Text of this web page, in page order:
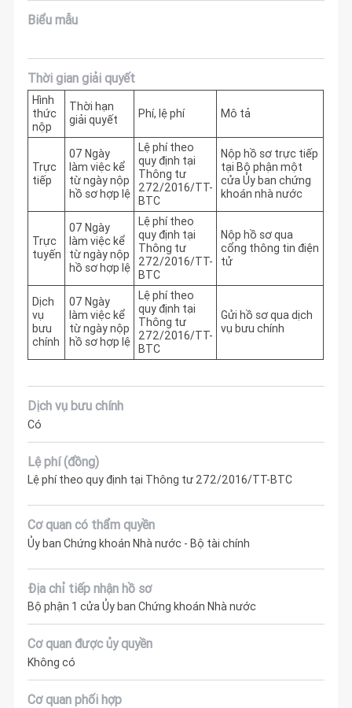
Biểu mẫu
Thời gian giải quyết
Hình
thức
nộp
Thời hạn
giải quyết
Phí, lệ phí Mô tả
Trực
tiếp
07 Ngày
làm việc kể
từ ngày nộp
hồ sơ hợp lệ
Lệ phí theo
quy định tại
Thông tư
272/2016/TT-
BTC
Nộp hồ sơ trực tiếp
tại Bộ phận một
cửa Ủy ban chứng
khoán nhà nước
Trực
tuyến
07 Ngày
làm việc kể
từ ngày nộp
hồ sơ hợp lệ
Lệ phí theo
quy định tại
Thông tư
272/2016/TT-
BTC
Nộp hồ sơ qua
cổng thông tin điện
tử
Dịch
vụ
bưu
chính
07 Ngày
làm việc kể
từ ngày nộp
hồ sơ hợp lệ
Lệ phí theo
quy định tại
Thông tư
272/2016/TT-
BTC
Gửi hồ sơ qua dịch
vụ bưu chính
Dịch vụ bưu chính
Có
Lệ phí (đồng)
Lệ phí theo quy định tại Thông tư 272/2016/TT-BTC
Cơ quan có thẩm quyền
Ủy ban Chứng khoán Nhà nước - Bộ tài chính
Địa chỉ tiếp nhận hồ sơ
Bộ phận 1 cửa Ủy ban Chứng khoán Nhà nước
Cơ quan được ủy quyền
Không có
Cơ quan phối hợp